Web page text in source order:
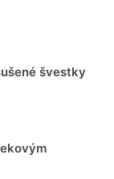
švestky